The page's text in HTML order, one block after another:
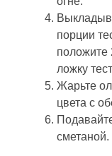
порции
положите
ложку
Жарьте
цвета с
сметаной.